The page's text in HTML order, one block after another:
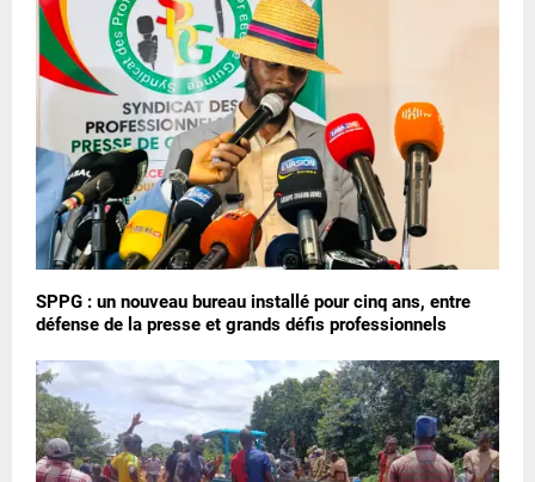
SPPG : un nouveau bureau installé pour cinq ans, entre
défense de la presse et grands défis professionnels